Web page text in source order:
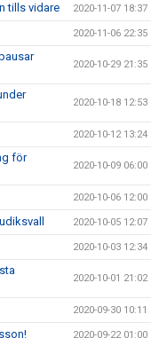
tills vidare 2020-11-07 18:37
2020-11-06 22:35
2020-10-29 21:35
2020-10-18 12:53
2020-10-12 13:24
för
2020-10-09 06:00
2020-10-06 12:00
2020-10-05 12:07
2020-10-03 12:34
2020-10-01 21:02
2020-09-30 10:11
2020-09-22 01:00